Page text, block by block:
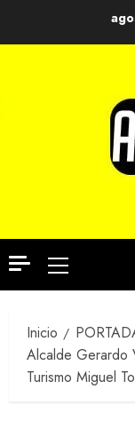
Menú
principal
Inicio
Alcalde Gerardo
Turismo Miguel